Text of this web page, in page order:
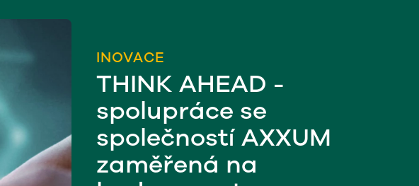
INOVACE
THINK AHEAD -
spolupráce se
společností AXXUM
zaměřená na